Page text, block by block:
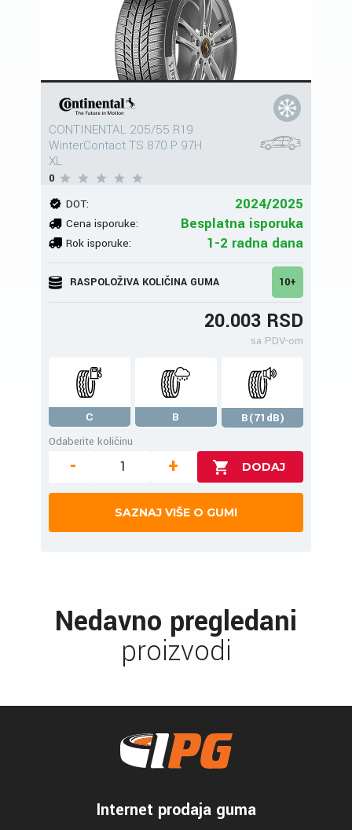
CONTINENTAL 205/55 R19
WinterContact TS 870 P 97H
XL
0
DOT: 2024/2025
Cena isporuke: Besplatna isporuka
Rok isporuke: 1-2 radna dana
RASPOLOŽIVA KOLIČINA GUMA 10+
20.003 RSD
sa PDV-om
C B
B(71dB)
Odaberite količinu
- +
SAZNAJ VIŠE O GUMI
Nedavno pregledani
proizvodi
Internet prodaja guma